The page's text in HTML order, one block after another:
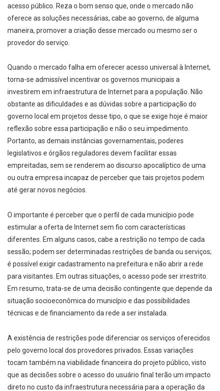
acesso público. Reza o bom senso que, onde o mercado não
oferece as soluções necessárias, cabe ao governo, de alguma
maneira, promover a criação desse mercado ou mesmo ser o
provedor do serviço.
Quando o mercado falha em oferecer acesso universal à Internet,
torna-se admissível incentivar os governos municipais a
investirem em infraestrutura de Internet para a população. Não
obstante as dificuldades e as dúvidas sobre a participação do
governo local em projetos desse tipo, o que se exige hoje é maior
reflexão sobre essa participação e não o seu impedimento.
Portanto, as demais instâncias governamentais, poderes
legislativos e órgãos reguladores devem facilitar essas
empreitadas, sem se renderem ao discurso apocalíptico de uma
ou outra empresa incapaz de perceber que tais projetos podem
até gerar novos negócios.
O importante é perceber que o perfil de cada município pode
estimular a oferta de Internet sem fio com características
diferentes. Em alguns casos, cabe a restrição no tempo de cada
sessão; podem ser determinadas restrições de banda ou serviços;
é possível exigir cadastramento na prefeitura e não abrir a rede
para visitantes. Em outras situações, o acesso pode ser irrestrito.
Em resumo, trata-se de uma decisão contingente que depende da
situação socioeconômica do município e das possibilidades
técnicas e de financiamento da rede a ser instalada.
A existência de restrições pode diferenciar os serviços oferecidos
pelo governo local dos provedores privados. Essas variações
tocam também na viabilidade financeira do projeto público, visto
que as decisões sobre o acesso do usuário final terão um impacto
direto no custo da infraestrutura necessária para a operação da